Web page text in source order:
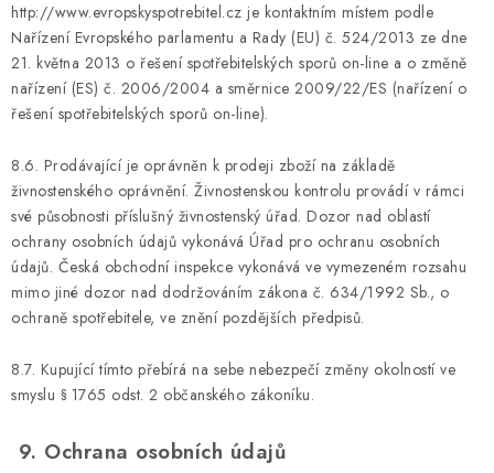
http://www.evropskyspotrebitel.cz je kontaktním místem podle
Nařízení Evropského parlamentu a Rady (EU) č. 524/2013 ze dne
21. května 2013 o řešení spotřebitelských sporů on-line a o změně
nařízení (ES) č. 2006/2004 a směrnice 2009/22/ES (nařízení o
řešení spotřebitelských sporů on-line).
8.6. Prodávající je oprávněn k prodeji zboží na základě
živnostenského oprávnění. Živnostenskou kontrolu provádí v rámci
své působnosti příslušný živnostenský úřad. Dozor nad oblastí
ochrany osobních údajů vykonává Úřad pro ochranu osobních
údajů. Česká obchodní inspekce vykonává ve vymezeném rozsahu
mimo jiné dozor nad dodržováním zákona č. 634/1992 Sb., o
ochraně spotřebitele, ve znění pozdějších předpisů.
8.7. Kupující tímto přebírá na sebe nebezpečí změny okolností ve
smyslu § 1765 odst. 2 občanského zákoníku.
9. Ochrana osobních údajů